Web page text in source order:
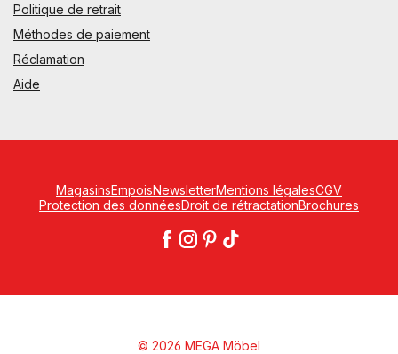
Politique de retrait
Méthodes de paiement
Réclamation
Aide
MagasinsEmpoisNewsletterMentions légalesCGV
Protection des donnéesDroit de rétractationBrochures
© 2026 MEGA Möbel